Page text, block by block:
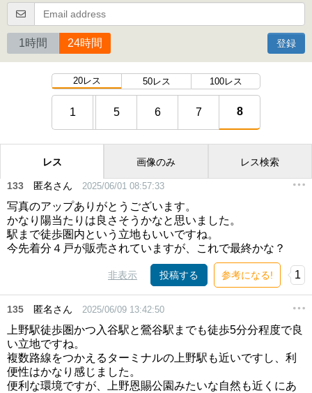
1時間 24時間 登録
20レス 50レス 100レス
1 5 6 7 8
レス 画像のみ レス検索
133 匿名さん 2025/06/01 08:57:33
写真のアップありがとうございます。
かなり陽当たりは良さそうかなと思いました。
駅まで徒歩圏内という立地もいいですね。
今先着分４戸が販売されていますが、これで最終かな？
非表示 投稿する 参考になる! 1
135 匿名さん 2025/06/09 13:42:50
上野駅徒歩圏かつ入谷駅と鶯谷駅までも徒歩5分分程度で良
い立地ですね。
複数路線をつかえるターミナルの上野駅も近いですし、利
便性はかなり感じました。
便利な環境ですが、上野恩賜公園みたいな自然も近くにあ